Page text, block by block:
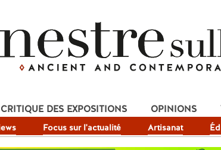
Focus sur l'actualité Artisanat
CRITIQUE DES EXPOSITIONS OPINIONS